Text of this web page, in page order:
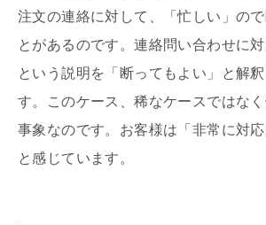
注文の連絡に対して、「忙しい」の
とがあるのです。連絡問い合わせに対
という説明を「断ってもよい」と解
す。このケース、稀なケースではな
事象なのです。お客様は「非常に対応
と感じています。